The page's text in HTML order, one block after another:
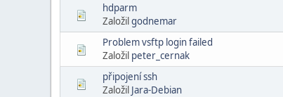
hdparm
Založilgodnemar
Problem vsftp login failed
Založil peter_cernak
připojení ssh
Založil Jara-Debian